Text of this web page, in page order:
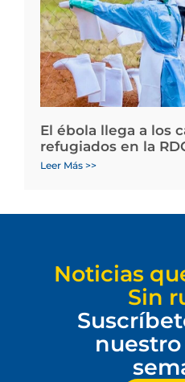
El ébola llega a los
refugiados en la
Leer Más >>
Noticias
Sin